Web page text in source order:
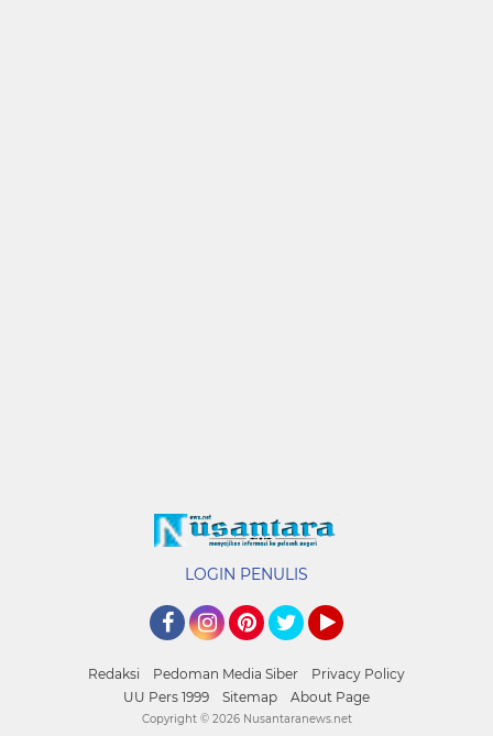
LOGIN PENULIS
Redaksi Pedoman Media Siber
Privacy Policy
UU Pers 1999
Sitemap About Page
Copyright © 2026 Nusantaranews.net